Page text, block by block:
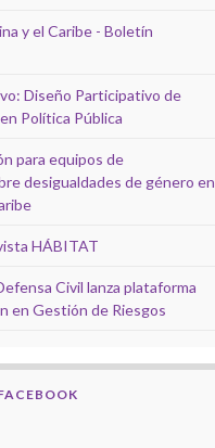
y el Caribe - Boletín
Diseño Participativo de
Política Pública
para equipos de
desigualdades de género en
HÁBITAT
Civil lanza plataforma
en Gestión de Riesgos